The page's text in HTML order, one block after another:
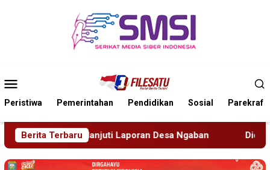
Mobile
Peristiwa Pemerintahan Pendidikan Sosial Parekraf
Berita Terbaru
Ngaban Diduga Disekap Tiga Hari Gegara Utang